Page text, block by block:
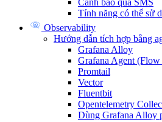
Cảnh báo qua SMS
Tính năng có thể sử
Observability
Hướng dẫn tích hợp bằng
Grafana Alloy
Grafana Agent (Flow
Promtail
Vector
Fluentbit
Opentelemetry
Dùng Grafana Alloy